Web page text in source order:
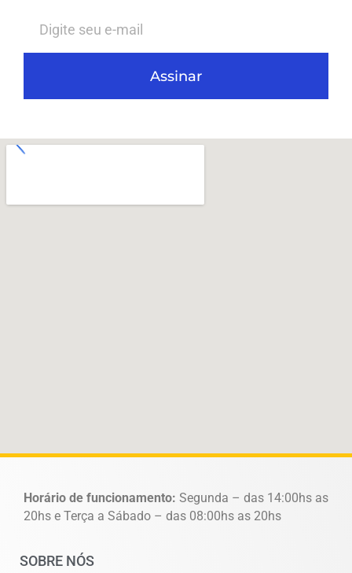
Assinar
Horário de funcionamento: Segunda – das 14:00hs as
20hs e Terça a Sábado – das 08:00hs as 20hs
SOBRE NÓS